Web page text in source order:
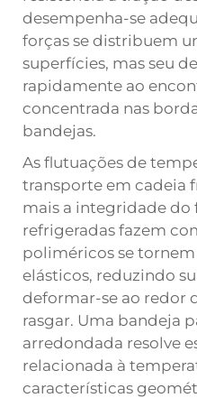
desempenha-se
forças se distribuem
superfícies, mas seu
rapidamente ao
concentrada nas
bandejas.
As flutuações de
transporte em cadeia
mais a integridade do
refrigeradas fazem
poliméricos se
elásticos, reduzindo
deformar-se ao redor
rasgar. Uma bandeja
arredondada resolve
relacionada à
características